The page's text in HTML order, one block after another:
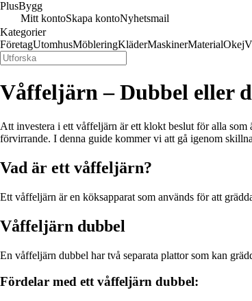
PlusBygg
Mitt kontoSkapa kontoNyhetsmail
Kategorier
FöretagUtomhusMöbleringKläderMaskinerMaterialOkej
Våffeljärn – Dubbel eller
Att investera i ett våffeljärn är ett klokt beslut för alla
förvirrande. I denna guide kommer vi att gå igenom
Vad är ett våffeljärn?
Ett våffeljärn är en köksapparat som används för att
Våffeljärn dubbel
En våffeljärn dubbel har två separata plattor som kan
Fördelar med ett våffeljärn dubbel: